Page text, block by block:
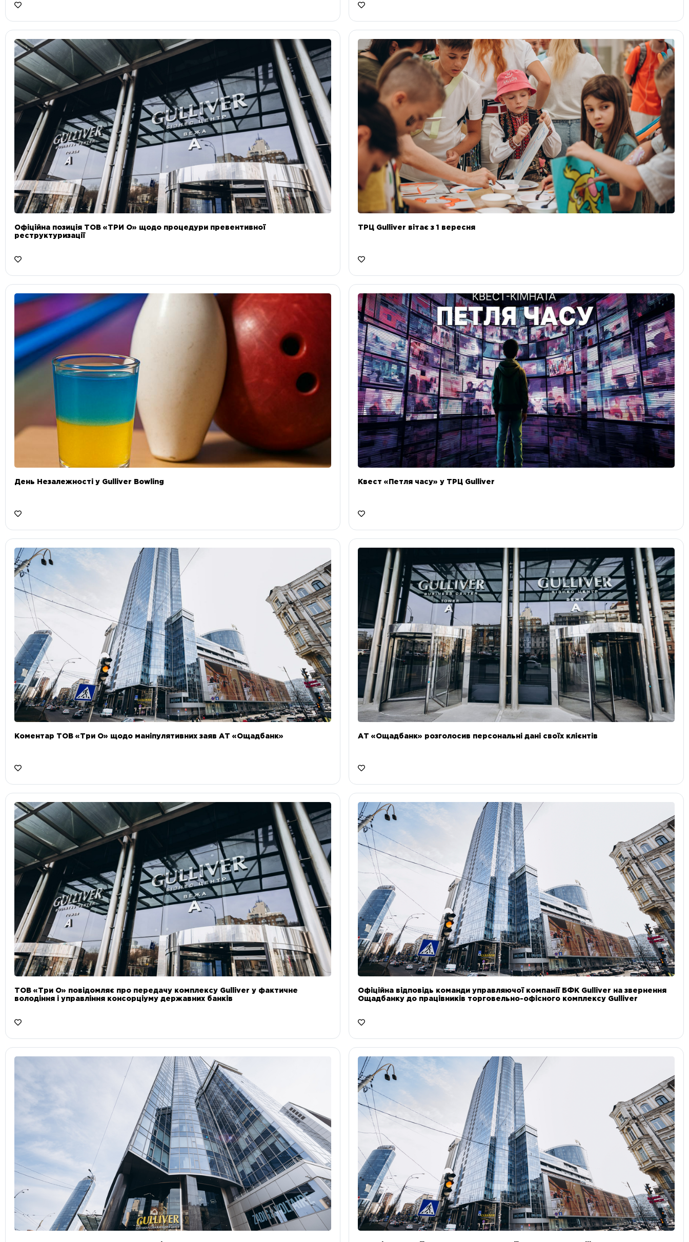
Офіційна позиція ТОВ «ТРИ О» щодо процедури превентивної
реструктуризації
ТРЦ Gulliver вітає з 1 вересня
День Незалежності у Gulliver Bowling Квест «Петля часу» у ТРЦ Gulliver
Коментар ТОВ «Три О» щодо маніпулятивних заяв АТ «Ощадбанк» АТ «Ощадбанк» розголосив персональні дані своїх клієнтів
ТОВ «Три О» повідомляє про передачу комплексу Gulliver у фактичне
володіння і управління консорціуму державних банків
Офіційна відповідь команди управляючої компанії БФК Gulliver на звернення
Ощадбанку до працівників торговельно-офісного комплексу Gulliver